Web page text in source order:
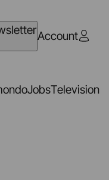
Account
JobsTelevision